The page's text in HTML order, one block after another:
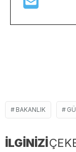
BAKANLIK
İLGİNİZİ